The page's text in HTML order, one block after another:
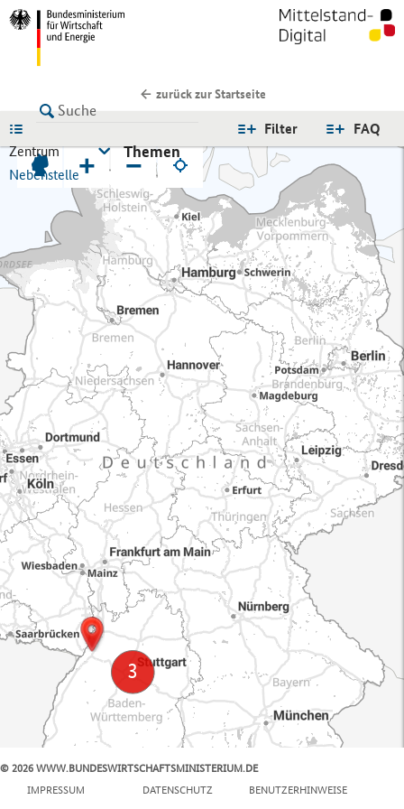
zurück zur Startseite
FAQ
Filter
Zentrum
Nebenstelle
Themen
+ −
© 2026 WWW.BUNDESWIRTSCHAFTSMINISTERIUM.DE
IMPRESSUM
DATENSCHUTZ BENUTZERHINWEISE